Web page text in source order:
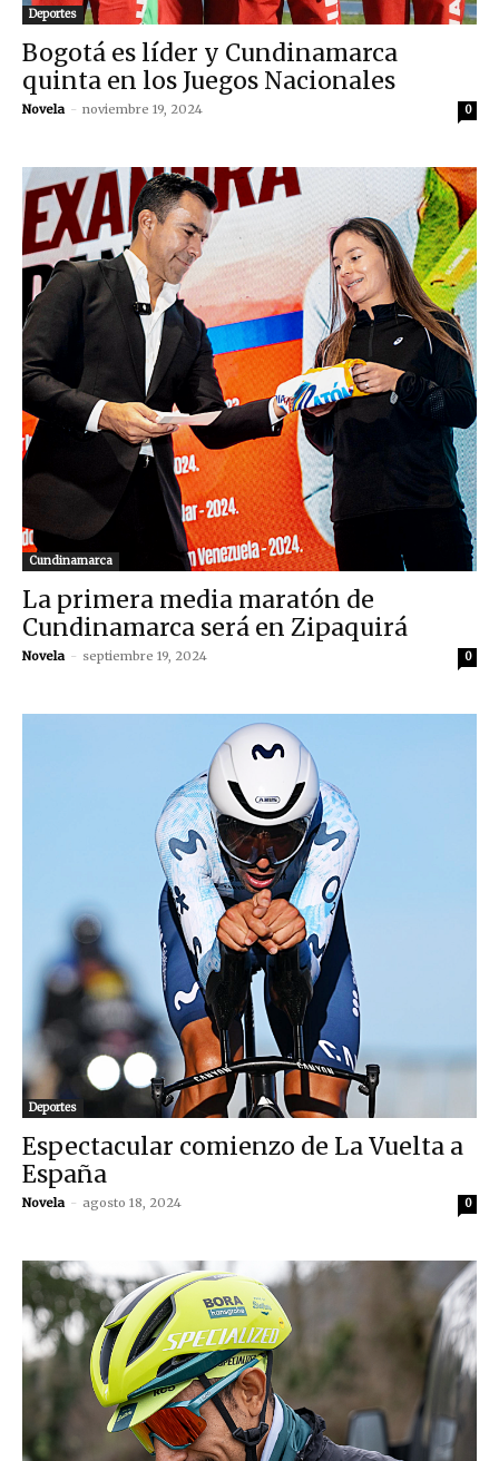
Deportes
Bogotá es líder y Cundinamarca
quinta en los Juegos Nacionales
Novela - noviembre 19, 2024 0
Cundinamarca
La primera media maratón de
Cundinamarca será en Zipaquirá
Novela - septiembre 19, 2024 0
Deportes
Espectacular comienzo de La Vuelta a
España
Novela - agosto 18, 2024 0